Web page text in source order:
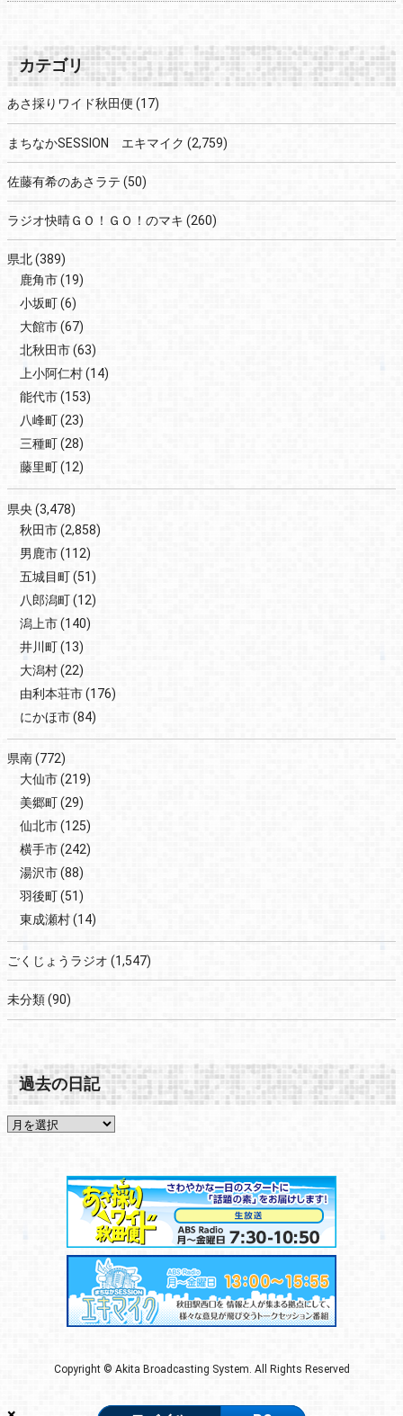
カテゴリ
あさ採りワイド秋田便 (17)
まちなかSESSION エキマイク (2,759)
佐藤有希のあさラテ (50)
ラジオ快晴ＧＯ！ＧＯ！のマキ (260)
県北(389)
鹿角市(19)
小坂町(6)
大館市(67)
北秋田市(63)
上小阿仁村(14)
能代市(153)
八峰町(23)
三種町(28)
藤里町(12)
県央 (3,478)
秋田市(2,858)
男鹿市(112)
五城目町(51)
八郎潟町(12)
潟上市(140)
井川町(13)
大潟村(22)
由利本荘市(176)
にかほ市(84)
県南(772)
大仙市(219)
美郷町(29)
仙北市(125)
横手市(242)
湯沢市(88)
羽後町(51)
東成瀬村(14)
ごくじょうラジオ (1,547)
未分類(90)
過去の日記
Copyright © Akita Broadcasting System. All Rights Reserved